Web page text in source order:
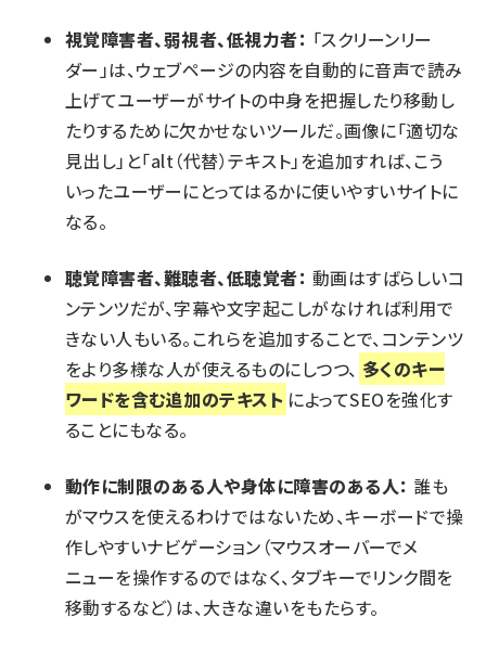
視覚障害者、弱視者、低視力者： 「スクリーンリー
ダー」は、ウェブページの内容を自動的に音声で読み
上げてユーザーがサイトの中身を把握したり移動し
たりするために欠かせないツールだ。画像に「適切な
見出し」と「alt（代替）テキスト」を追加すれば、こう
いったユーザーにとってはるかに使いやすいサイトに
なる。
聴覚障害者、難聴者、低聴覚者： 動画はすばらしいコ
ンテンツだが、字幕や文字起こしがなければ利用で
きない人もいる。これらを追加することで、コンテンツ
をより多様な人が使えるものにしつつ、 多くのキー
ワードを含む追加のテキスト によってSEOを強化す
ることにもなる。
動作に制限のある人や身体に障害のある人： 誰も
がマウスを使えるわけではないため、キーボードで操
作しやすいナビゲーション（マウスオーバーでメ
ニューを操作するのではなく、タブキーでリンク間を
移動するなど）は、大きな違いをもたらす。